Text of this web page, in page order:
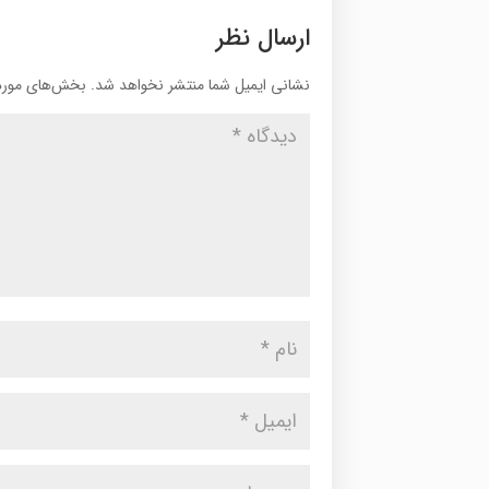
ارسال نظر
نشانی ایمیل شما منتشر نخواهد شد. بخش‌های